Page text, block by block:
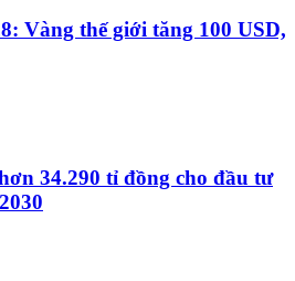
Vàng thế giới tăng 100 USD,
34.290 tỉ đồng cho đầu tư